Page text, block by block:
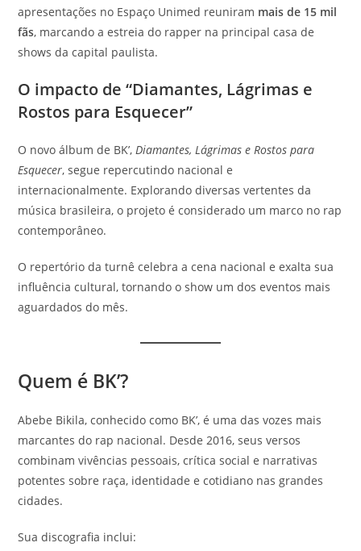
apresentações no Espaço Unimed reuniram mais de 15 mil
fãs, marcando a estreia do rapper na principal casa de
shows da capital paulista.
O impacto de “Diamantes, Lágrimas e
Rostos para Esquecer”
O novo álbum de BK’,Diamantes, Lágrimas e Rostos para
Esquecer, segue repercutindo nacional e
internacionalmente. Explorando diversas vertentes da
música brasileira, o projeto é considerado um marco no rap
contemporâneo.
O repertório da turnê celebra a cena nacional e exalta sua
influência cultural, tornando o show um dos eventos mais
aguardados do mês.
Quem é BK’?
Abebe Bikila, conhecido como BK’, é uma das vozes mais
marcantes do rap nacional. Desde 2016, seus versos
combinam vivências pessoais, crítica social e narrativas
potentes sobre raça, identidade e cotidiano nas grandes
cidades.
Sua discografia inclui: